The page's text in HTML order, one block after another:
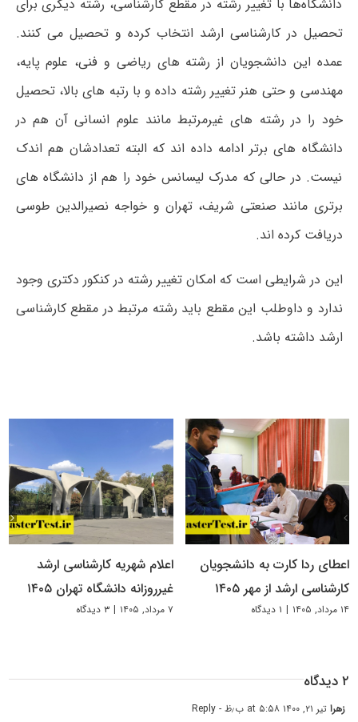
دانشگاه‌ها با تغییر رشته در مقطع کارشناسی، رشته دیگری برای
تحصیل در کارشناسی ارشد انتخاب کرده و تحصیل می کنند.
عمده این دانشجویان از رشته های ریاضی و فنی، علوم پایه،
مهندسی و حتی هنر تغییر رشته داده و با رتبه های بالا، تحصیل
خود را در رشته های غیرمرتبط مانند علوم انسانی آن هم در
دانشگاه های برتر ادامه داده اند که البته تعدادشان هم اندک
نیست. در حالی که مدرک لیسانس خود را هم از دانشگاه های
برتری مانند صنعتی شریف، تهران و خواجه نصیرالدین طوسی
دریافت کرده اند.
این در شرایطی است که امکان تغییر رشته در کنکور دکتری وجود
ندارد و داوطلب این مقطع باید رشته مرتبط در مقطع کارشناسی
ارشد داشته باشد.
اعطای ردا کارت به دانشجویان
کارشناسی ارشد از مهر ۱۴۰۵
۱۴ مرداد, ۱۴۰۵ | ۱ دیدگاه
اعلام شهریه کارشناسی ارشد
غیرروزانه دانشگاه تهران ۱۴۰۵
۷ مرداد, ۱۴۰۵ | ۳ دیدگاه
۲ دیدگاه
زهراتیر ۲۱, ۱۴۰۰ at ۵:۵۸ ب٫ظ - Reply